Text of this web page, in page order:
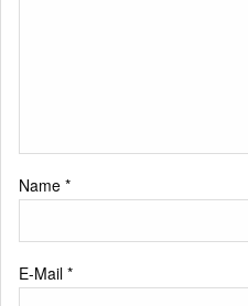
Name *
E-Mail *